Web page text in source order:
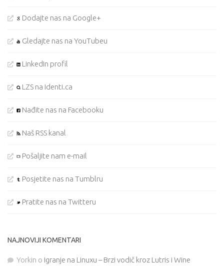
Dodajte nas na Google+
Gledajte nas na YouTubeu
LinkedIn profil
LZS na Identi.ca
Nađite nas na Facebooku
Naš RSS kanal
Pošaljite nam e-mail
Posjetite nas na Tumblru
Pratite nas na Twitteru
NAJNOVIJI KOMENTARI
Yorkin o Igranje na Linuxu – Brzi vodič kroz Lutris i Wine